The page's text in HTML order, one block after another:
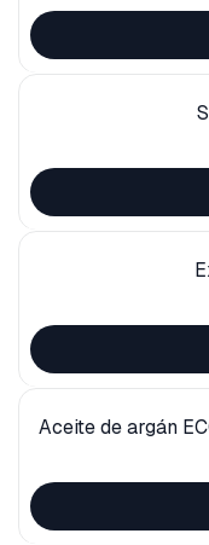
Aceite de argán